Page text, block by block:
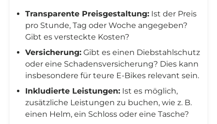
Transparente Preisgestaltung: Ist der Preis
pro Stunde, Tag oder Woche angegeben?
Gibt es versteckte Kosten?
Versicherung: Gibt es einen Diebstahlschutz
oder eine Schadensversicherung? Dies kann
insbesondere für teure E-Bikes relevant sein.
Inkludierte Leistungen: Ist es möglich,
zusätzliche Leistungen zu buchen, wie z. B.
einen Helm, ein Schloss oder eine Tasche?